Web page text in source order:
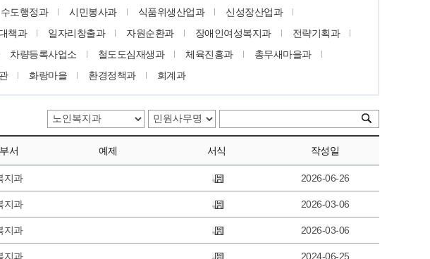
수도행정과 시민봉사과 식품위생산업과
신성장산업과
책과 일자리창출과 자원순환과 장애인여성복지과
전략기획과
차량등록사업소 철도도심재생과 체육진흥과
총무새마을과
화랑마을 환경정책과 회계과
서 예제 서식 작성일
지과 2026-06-26
지과 2026-03-06
지과 2026-03-06
지과 2024-06-25